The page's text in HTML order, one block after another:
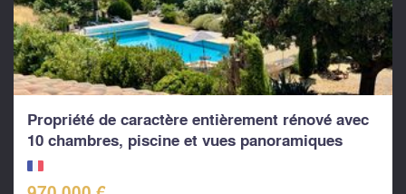
Propriété de caractère entièrement rénové avec
10 chambres, piscine et vues panoramiques